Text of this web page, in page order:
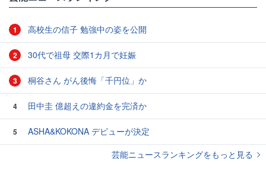
1 高校生の信子 勉強中の姿を公開
2 30代で祖母 交際1カ月で妊娠
3 桐谷さん がん後悔「千円位」か
4 田中圭 億超えの違約金を完済か
5
ASHA&KOKONA デビューが決定
芸能ニュースランキングをもっと見る